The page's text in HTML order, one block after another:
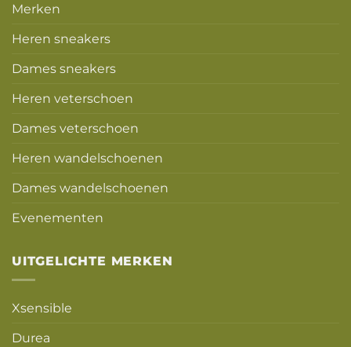
Merken
Heren sneakers
Dames sneakers
Heren veterschoen
Dames veterschoen
Heren wandelschoenen
Dames wandelschoenen
Evenementen
UITGELICHTE MERKEN
Xsensible
Durea